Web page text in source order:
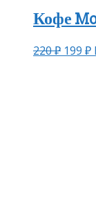
Кофе
220₽ 199 ₽